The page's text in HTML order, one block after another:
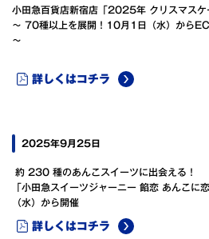
小田急百貨店新宿店「2025年 クリスマスケ
～ 70種以上を展開！10月1日（水）から
～
詳しくはコチラ
2025年9月25日
約 230 種のあんこスイーツに出会える！
「小田急スイーツジャーニー 餡恋 あんこ
（水）から開催
詳しくはコチラ